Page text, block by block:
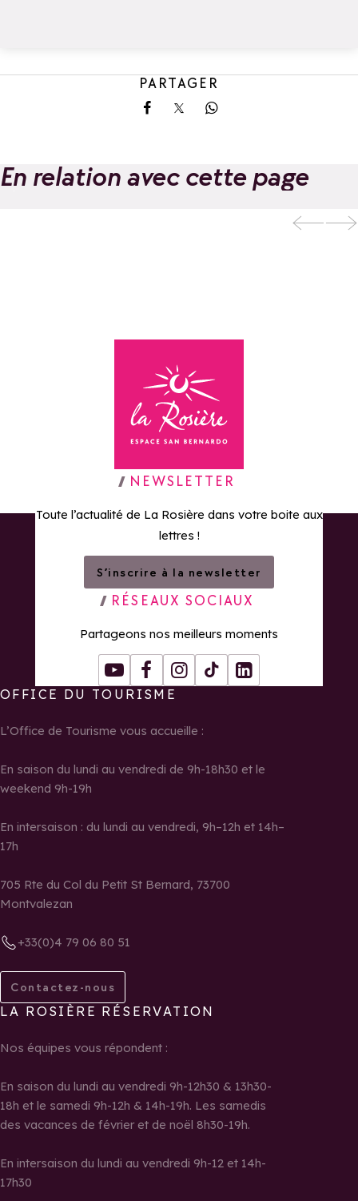
PARTAGER
Partager sur Facebook
Partager sur X
Partager sur
En relation avec cette page
Retour à la page d'accueil
NEWSLETTER
Toute l’actualité de La Rosière dans votre boite aux
lettres !
S’inscrire à la newsletter
RÉSEAUX SOCIAUX
Partageons nos meilleurs moments
YoutubeFacebookInstagram
Tiktok LinkedIn
OFFICE DU TOURISME
L’Office de Tourisme vous accueille :
En saison du lundi au vendredi de 9h-18h30 et le
weekend 9h-19h
En intersaison : du lundi au vendredi, 9h–12h et 14h–
17h
705 Rte du Col du Petit St Bernard, 73700
Montvalezan
+33(0)4 79 06 80 51
Contactez-nous
LA ROSIÈRE RÉSERVATION
Nos équipes vous répondent :
En saison du lundi au vendredi 9h-12h30 & 13h30-
18h et le samedi 9h-12h & 14h-19h. Les samedis
des vacances de février et de noël 8h30-19h.
En intersaison du lundi au vendredi 9h-12 et 14h-
17h30